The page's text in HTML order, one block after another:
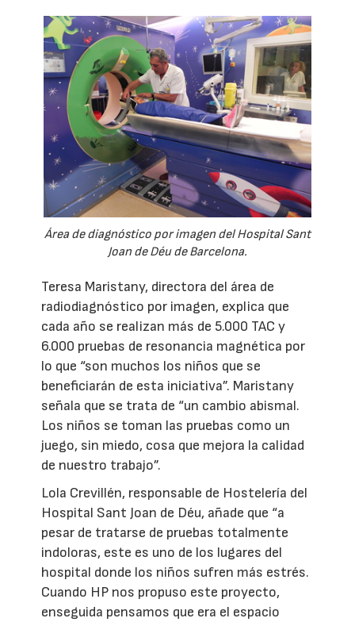
Área de diagnóstico por imagen del Hospital Sant
Joan de Déu de Barcelona.
Teresa Maristany, directora del área de
radiodiagnóstico por imagen, explica que
cada año se realizan más de 5.000 TAC y
6.000 pruebas de resonancia magnética por
lo que “son muchos los niños que se
beneficiarán de esta iniciativa”. Maristany
señala que se trata de “un cambio abismal.
Los niños se toman las pruebas como un
juego, sin miedo, cosa que mejora la calidad
de nuestro trabajo”.
Lola Crevillén, responsable de Hostelería del
Hospital Sant Joan de Déu, añade que “a
pesar de tratarse de pruebas totalmente
indoloras, este es uno de los lugares del
hospital donde los niños sufren más estrés.
Cuando HP nos propuso este proyecto,
enseguida pensamos que era el espacio